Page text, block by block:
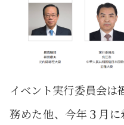
イベント実行委員会は
務めた他、今年３月に